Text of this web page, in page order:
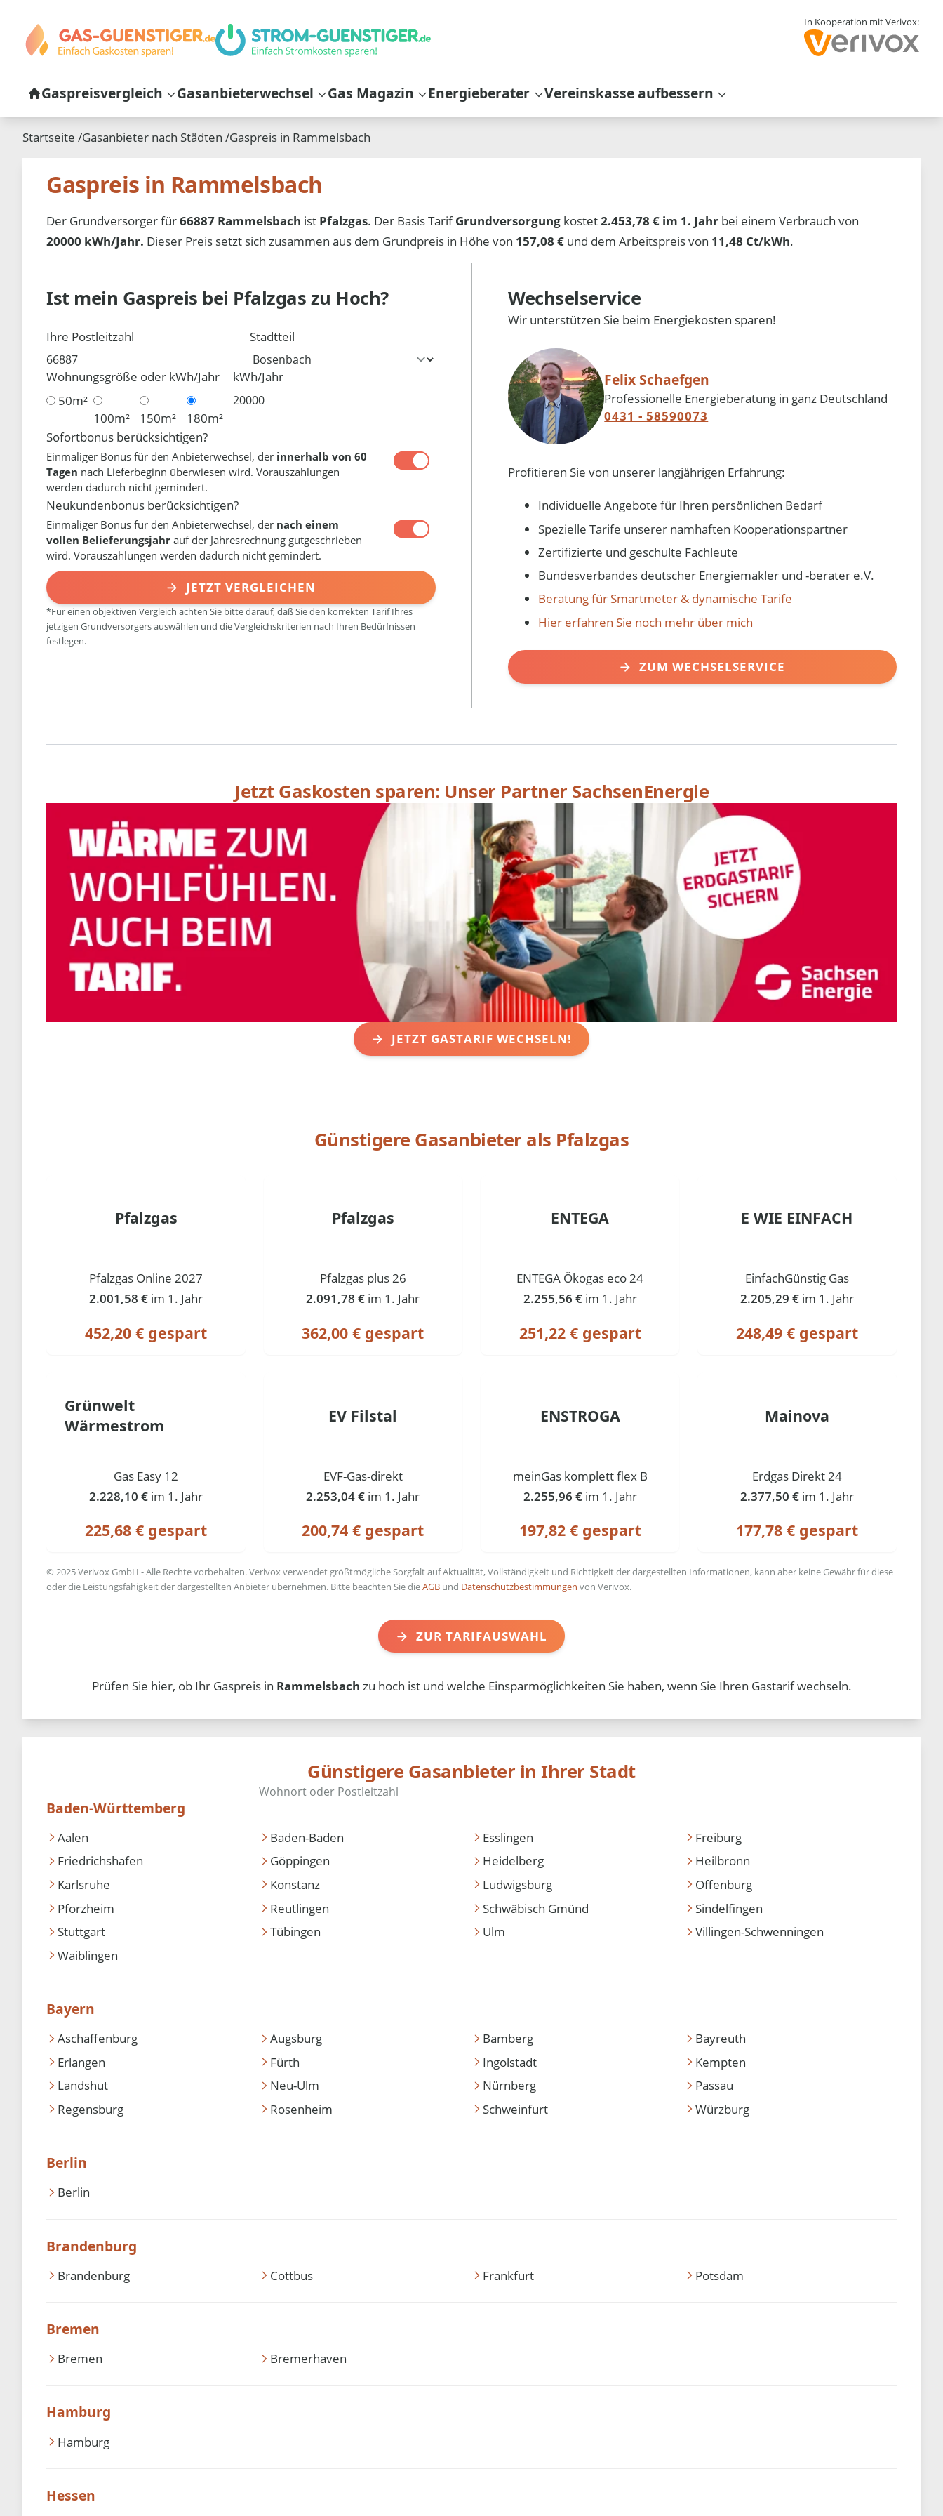
In Kooperation mit Verivox:
Gaspreisvergleich Gasanbieterwechsel Gas Magazin Energieberater Vereinskasse aufbessern
Startseite /Gasanbieter nach Städten /Gaspreis in Rammelsbach
Gaspreis in Rammelsbach
Der Grundversorger für66887 Rammelsbach ist Pfalzgas. Der Basis TarifGrundversorgung kostet2.453,78 € im 1. Jahr bei einem Verbrauch von
20000 kWh/Jahr. Dieser Preis setzt sich zusammen aus dem Grundpreis in Höhe von 157,08 € und dem Arbeitspreis von 11,48 Ct/kWh.
Ist mein Gaspreis bei Pfalzgas zu Hoch?
Ihre Postleitzahl Stadtteil
Wohnungsgröße oder kWh/Jahr
50m²
100m²
150m² 180m²
kWh/Jahr
Sofortbonus berücksichtigen?
Einmaliger Bonus für den Anbieterwechsel, der innerhalb von 60
Tagen nach Lieferbeginn überwiesen wird. Vorauszahlungen
werden dadurch nicht gemindert.
Neukundenbonus berücksichtigen?
Einmaliger Bonus für den Anbieterwechsel, der nach einem
vollen Belieferungsjahr auf der Jahresrechnung gutgeschrieben
wird. Vorauszahlungen werden dadurch nicht gemindert.
JETZT VERGLEICHEN
*Für einen objektiven Vergleich achten Sie bitte darauf, daß Sie den korrekten Tarif Ihres
jetzigen Grundversorgers auswählen und die Vergleichskriterien nach Ihren Bedürfnissen
festlegen.
Wechselservice
Wir unterstützen Sie beim Energiekosten sparen!
Felix Schaefgen
Professionelle Energieberatung in ganz Deutschland
0431 - 58590073
Profitieren Sie von unserer langjährigen Erfahrung:
Individuelle Angebote für Ihren persönlichen Bedarf
Spezielle Tarife unserer namhaften Kooperationspartner
Zertifizierte und geschulte Fachleute
Bundesverbandes deutscher Energiemakler und -berater e.V.
Beratung für Smartmeter & dynamische Tarife
Hier erfahren Sie noch mehr über mich
ZUM WECHSELSERVICE
Jetzt Gaskosten sparen: Unser Partner SachsenEnergie
JETZT GASTARIF WECHSELN!
Günstigere Gasanbieter als Pfalzgas
Pfalzgas
Pfalzgas Online 2027
2.001,58 € im 1. Jahr
452,20 € gespart
Pfalzgas
Pfalzgas plus 26
2.091,78 € im 1. Jahr
362,00 € gespart
ENTEGA
ENTEGA Ökogas eco 24
2.255,56 € im 1. Jahr
251,22 € gespart
E WIE EINFACH
EinfachGünstig Gas
2.205,29 € im 1. Jahr
248,49 € gespart
Grünwelt
Wärmestrom
Gas Easy 12
2.228,10 € im 1. Jahr
225,68 € gespart
EV Filstal
EVF-Gas-direkt
2.253,04 € im 1. Jahr
200,74 € gespart
ENSTROGA
meinGas komplett flex B
2.255,96 € im 1. Jahr
197,82 € gespart
Mainova
Erdgas Direkt 24
2.377,50 € im 1. Jahr
177,78 € gespart
© 2025 Verivox GmbH - Alle Rechte vorbehalten. Verivox verwendet größtmögliche Sorgfalt auf Aktualität, Vollständigkeit und Richtigkeit der dargestellten Informationen, kann aber keine Gewähr für diese
oder die Leistungsfähigkeit der dargestellten Anbieter übernehmen. Bitte beachten Sie dieAGB und Datenschutzbestimmungen von Verivox.
ZUR TARIFAUSWAHL
Prüfen Sie hier, ob Ihr Gaspreis in Rammelsbach zu hoch ist und welche Einsparmöglichkeiten Sie haben, wenn Sie Ihren Gastarif wechseln.
Günstigere Gasanbieter in Ihrer Stadt
Baden-Württemberg
Aalen Baden-Baden Esslingen
Freiburg
Friedrichshafen
Göppingen Heidelberg
Heilbronn
Karlsruhe
Konstanz Ludwigsburg
Offenburg
Pforzheim
Reutlingen Schwäbisch Gmünd
Sindelfingen
Stuttgart
Tübingen Ulm
Villingen-Schwenningen
Waiblingen
Bayern
Aschaffenburg Augsburg Bamberg
Bayreuth
Erlangen
Fürth Ingolstadt
Kempten
Landshut
Neu-Ulm Nürnberg
Passau
Regensburg
Rosenheim Schweinfurt Würzburg
Berlin
Berlin
Brandenburg
Brandenburg Cottbus Frankfurt Potsdam
Bremen
Bremen Bremerhaven
Hamburg
Hamburg
Hessen